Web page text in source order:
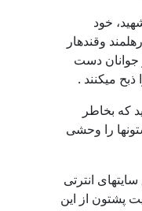
خود
وقندهار
جوانان دست
میکنند .
که بخاطر
را وحشی
انترتی
پشتون از این